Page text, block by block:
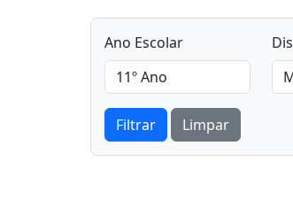
Ano Escolar
Filtrar Limpar